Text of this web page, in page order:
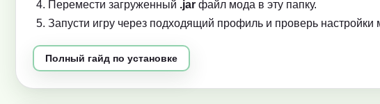
Перемести загруженный .jar файл мода в эту папку.
Запусти игру через подходящий профиль и проверь настройки
Полный гайд по установке